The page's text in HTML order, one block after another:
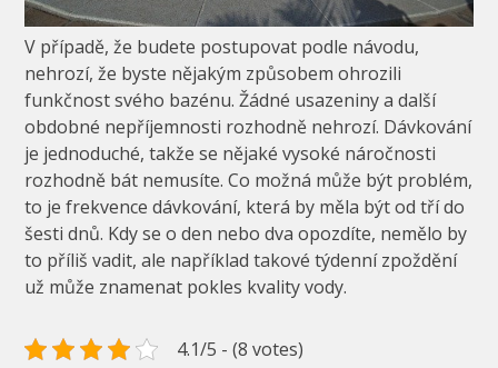
V případě, že budete postupovat podle návodu,
nehrozí, že byste nějakým způsobem ohrozili
funkčnost svého bazénu. Žádné usazeniny a další
obdobné nepříjemnosti rozhodně nehrozí. Dávkování
je jednoduché, takže se nějaké vysoké náročnosti
rozhodně bát nemusíte. Co možná může být problém,
to je frekvence dávkování, která by měla být od tří do
šesti dnů. Kdy se o den nebo dva opozdíte, nemělo by
to příliš vadit, ale například takové týdenní zpoždění
už může znamenat pokles kvality vody.
4.1/5 - (8 votes)